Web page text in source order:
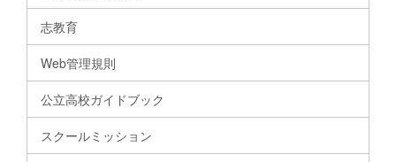
志教育
Web管理規則
公立高校ガイドブック
スクールミッション